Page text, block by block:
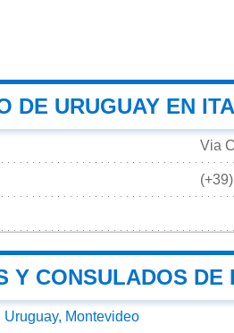
DE URUGUAY EN
Via
Y CONSULADOS DE
Montevideo